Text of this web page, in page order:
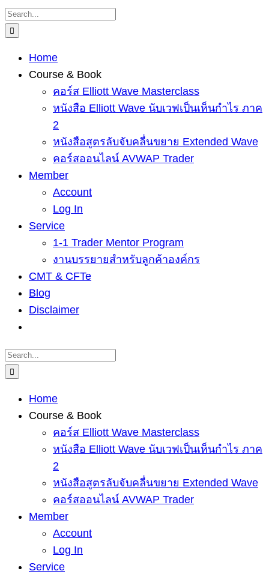
Skip
to
Search
for:
Home
Course & Book
คอร์ส Elliott Wave Masterclass
หนังสือ Elliott Wave นับเวฟเป็นเห็นกำไร ภาค
2
หนังสือสูตรลับจับคลื่นขยาย Extended Wave
คอร์สออนไลน์ AVWAP Trader
Member
Account
Log In
Service
1-1 Trader Mentor Program
งานบรรยายสำหรับลูกค้าองค์กร
CMT & CFTe
Blog
Disclaimer
Search
for:
Home
Course & Book
คอร์ส Elliott Wave Masterclass
หนังสือ Elliott Wave นับเวฟเป็นเห็นกำไร ภาค
2
หนังสือสูตรลับจับคลื่นขยาย Extended Wave
คอร์สออนไลน์ AVWAP Trader
Member
Account
Log In
Service